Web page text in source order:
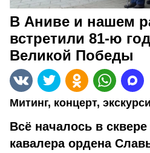
В Аниве и нашем
встретили 81-ю
Великой Победы
Митинг, концерт,
Всё началось в
кавалера ордена